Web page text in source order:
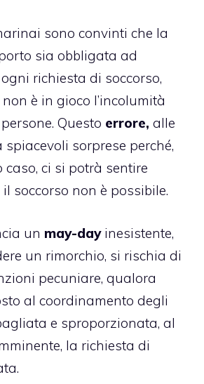
sono convinti che la
sia obbligata ad
richiesta di soccorso,
è in gioco l’incolumità
Questo errore, alle
spiacevoli sorprese perché,
ci si potrà sentire
soccorso non è possibile.
un may-dayinesistente,
un rimorchio, si rischia di
pecuniare, qualora
al coordinamento degli
e sproporzionata, al
la richiesta di